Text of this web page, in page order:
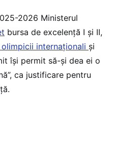
2026 Ministerul
bursa de excelență I și II,
internaționali și
își permit să-și dea ei o
ca justificare pentru